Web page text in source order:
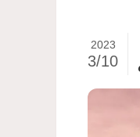
2023
3/10